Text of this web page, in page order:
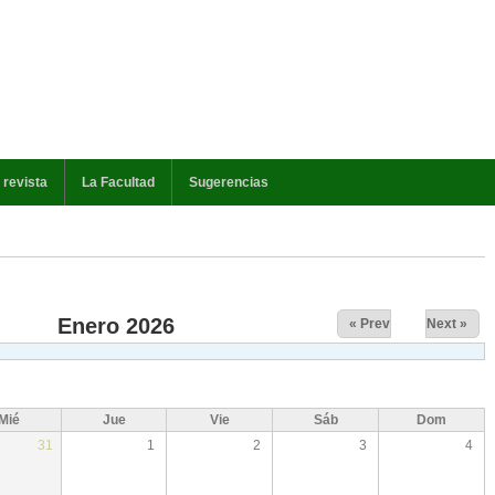
revista La Facultad Sugerencias
Enero 2026 « Prev Next »
Mié Jue Vie Sáb
Dom
31 1 2 3 4